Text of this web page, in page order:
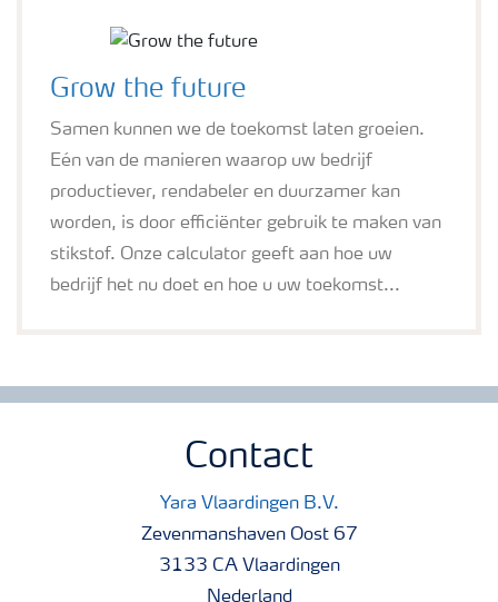
Grow the future
Samen kunnen we de toekomst laten groeien.
Eén van de manieren waarop uw bedrijf
productiever, rendabeler en duurzamer kan
worden, is door efficiënter gebruik te maken van
stikstof. Onze calculator geeft aan hoe uw
bedrijf het nu doet en hoe u uw toekomst...
Contact
Yara Vlaardingen B.V.
Zevenmanshaven Oost 67
3133 CA Vlaardingen
Nederland